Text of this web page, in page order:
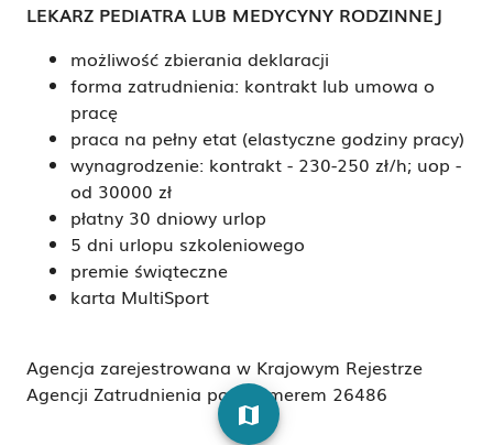
LEKARZ PEDIATRA LUB MEDYCYNY RODZINNEJ
możliwość zbierania deklaracji
forma zatrudnienia: kontrakt lub umowa o
pracę
praca na pełny etat (elastyczne godziny pracy)
wynagrodzenie: kontrakt - 230-250 zł/h; uop -
od 30000 zł
płatny 30 dniowy urlop
5 dni urlopu szkoleniowego
premie świąteczne
karta MultiSport
Agencja zarejestrowana w Krajowym Rejestrze
Agencji Zatrudnienia pod numerem 26486
map